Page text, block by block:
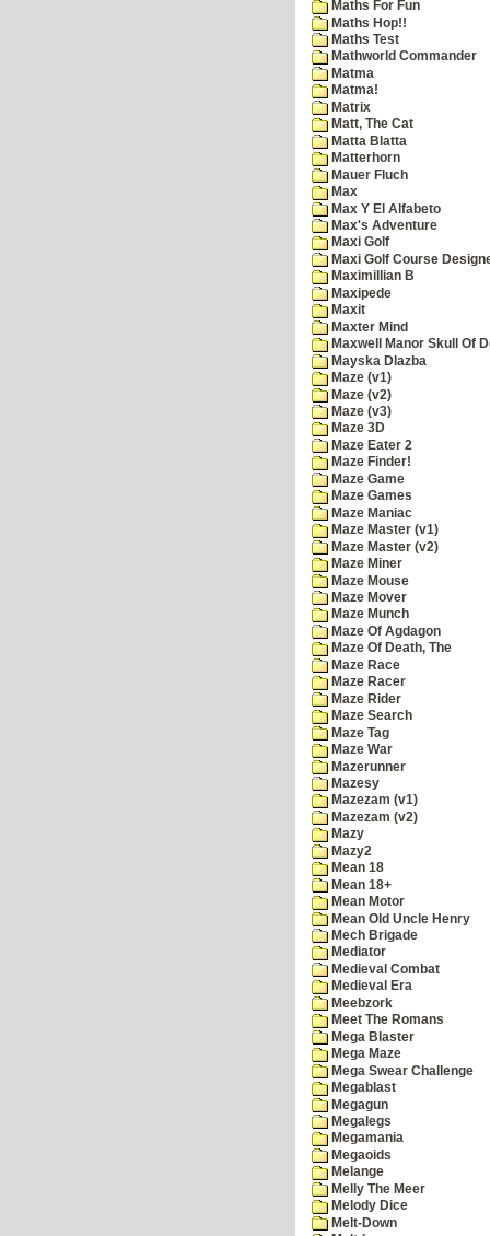
Maths For Fun
Maths Hop!!
Maths Test
Mathworld Commander
Matma
Matma!
Matrix
Matt, The Cat
Matta Blatta
Matterhorn
Mauer Fluch
Max
Max Y El Alfabeto
Max's Adventure
Maxi Golf
Maxi Golf Course
Maximillian B
Maxipede
Maxit
Maxter Mind
Maxwell Manor Skull Of
Mayska Dlazba
Maze (v1)
Maze (v2)
Maze (v3)
Maze 3D
Maze Eater 2
Maze Finder!
Maze Game
Maze Games
Maze Maniac
Maze Master (v1)
Maze Master (v2)
Maze Miner
Maze Mouse
Maze Mover
Maze Munch
Maze Of Agdagon
Maze Of Death, The
Maze Race
Maze Racer
Maze Rider
Maze Search
Maze Tag
Maze War
Mazerunner
Mazesy
Mazezam (v1)
Mazezam (v2)
Mazy
Mazy2
Mean 18
Mean 18+
Mean Motor
Mean Old Uncle Henry
Mech Brigade
Mediator
Medieval Combat
Medieval Era
Meebzork
Meet The Romans
Mega Blaster
Mega Maze
Mega Swear Challenge
Megablast
Megagun
Megalegs
Megamania
Megaoids
Melange
Melly The Meer
Melody Dice
Melt-Down